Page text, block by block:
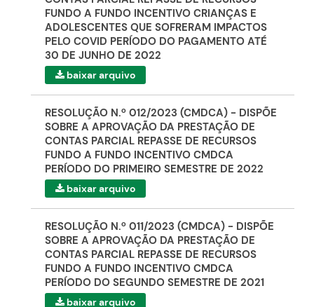
FUNDO A FUNDO INCENTIVO CRIANÇAS E
ADOLESCENTES QUE SOFRERAM IMPACTOS
PELO COVID PERÍODO DO PAGAMENTO ATÉ
30 DE JUNHO DE 2022
baixar arquivo
RESOLUÇÃO N.º 012/2023 (CMDCA) - DISPÕE
SOBRE A APROVAÇÃO DA PRESTAÇÃO DE
CONTAS PARCIAL REPASSE DE RECURSOS
FUNDO A FUNDO INCENTIVO CMDCA
PERÍODO DO PRIMEIRO SEMESTRE DE 2022
baixar arquivo
RESOLUÇÃO N.º 011/2023 (CMDCA) - DISPÕE
SOBRE A APROVAÇÃO DA PRESTAÇÃO DE
CONTAS PARCIAL REPASSE DE RECURSOS
FUNDO A FUNDO INCENTIVO CMDCA
PERÍODO DO SEGUNDO SEMESTRE DE 2021
baixar arquivo